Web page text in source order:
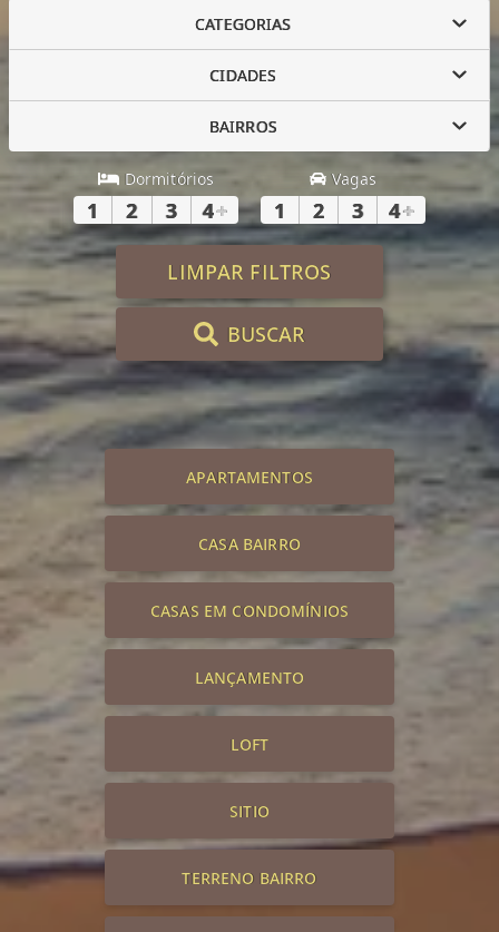
CATEGORIAS
CIDADES
BAIRROS
Dormitórios
1 2 3 4+
Vagas
1 2 3 4+
LIMPAR FILTROS
BUSCAR
APARTAMENTOS
CASA BAIRRO
CASAS EM CONDOMÍNIOS
LANÇAMENTO
LOFT
SITIO
TERRENO BAIRRO